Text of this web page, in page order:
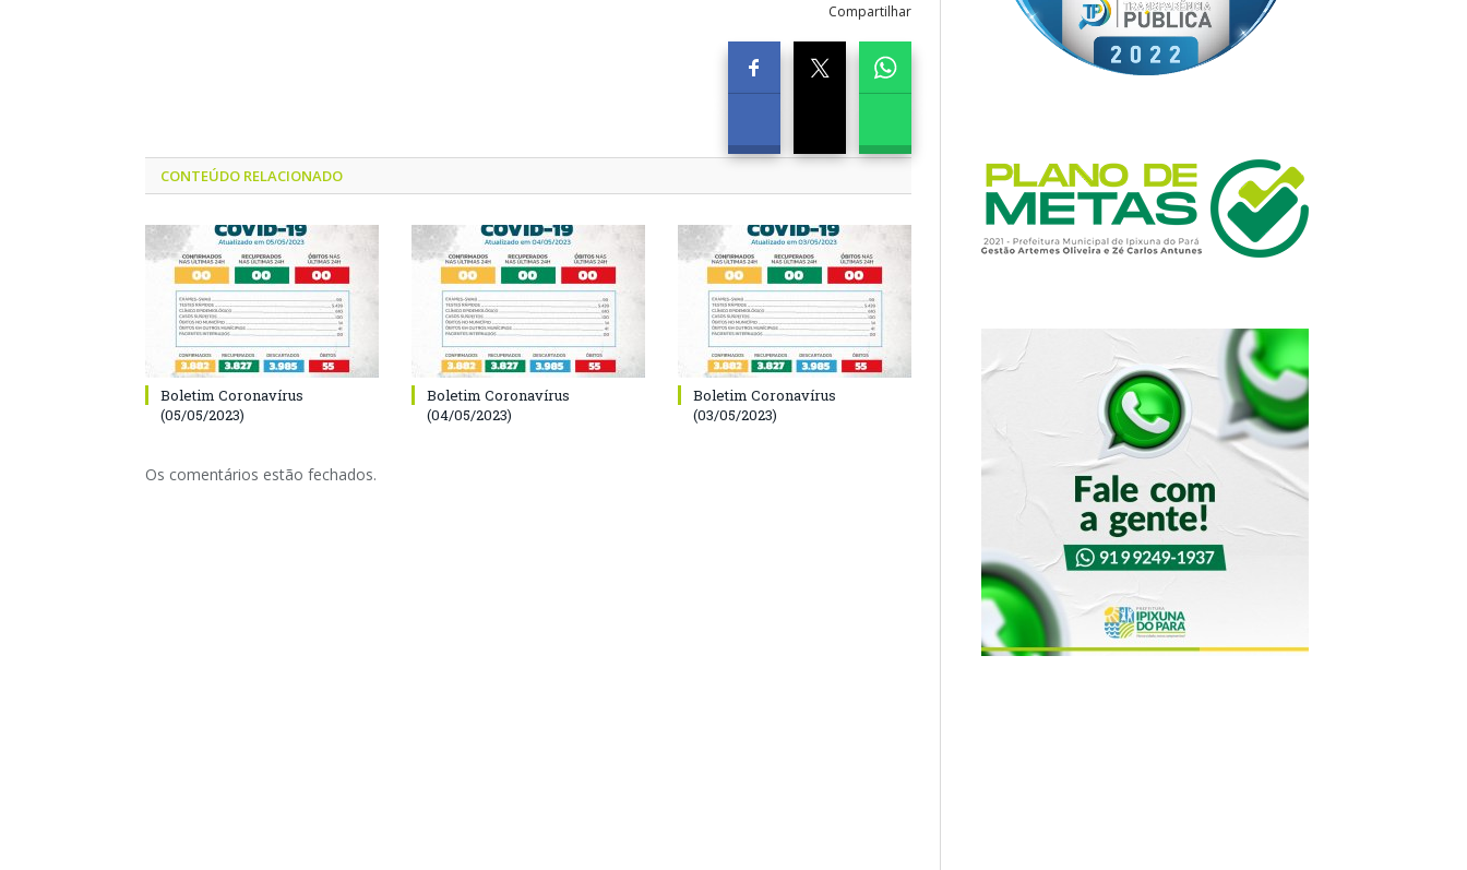
Compartilhar
CONTEÚDO RELACIONADO
Boletim Coronavírus
(05/05/2023)
Boletim Coronavírus
(04/05/2023)
Boletim Coronavírus
(03/05/2023)
Os comentários estão fechados.